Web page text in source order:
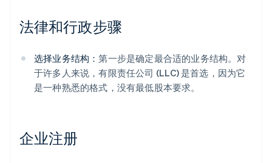
法律和行政步骤
选择业务结构：第一步是确定最合适的业务结构。对
于许多人来说，有限责任公司 (LLC) 是首选，因为它
是一种熟悉的格式，没有最低股本要求。
企业注册